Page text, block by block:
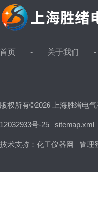
首页 关于我们
版权所有©2026 上海胜绪电
12032933号-25 sitemap.xml
技术支持： 化工仪器网 管理